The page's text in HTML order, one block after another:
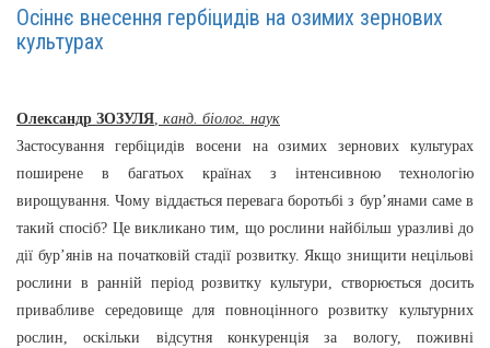
Осіннє внесення гербіцидів на озимих зернових
культурах
Олександр ЗОЗУЛЯ, канд. біолог. наук
Застосування гербіцидів восени на озимих зернових культурах
поширене в багатьох країнах з інтенсивною технологію
вирощування. Чому віддається перевага боротьбі з бур’янами саме в
такий спосіб? Це викликано тим, що рослини найбільш уразливі до
дії бур’янів на початковій стадії розвитку. Якщо знищити нецільові
рослини в ранній період розвитку культури, створюється досить
привабливе середовище для повноцінного розвитку культурних
рослин, оскільки відсутня конкуренція за вологу, поживні